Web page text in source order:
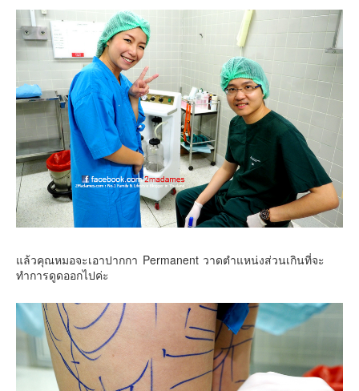
แล้วคุณหมอจะเอาปากกา Permanent วาดตำแหน่งส่วนเกินที่จะ
ทำการดูดออกไปค่ะ